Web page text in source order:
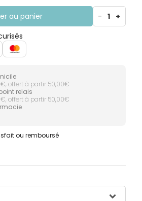
au panier - 1 +
offert à partir 50,00€
relais
offert à partir 50,00€
ou remboursé